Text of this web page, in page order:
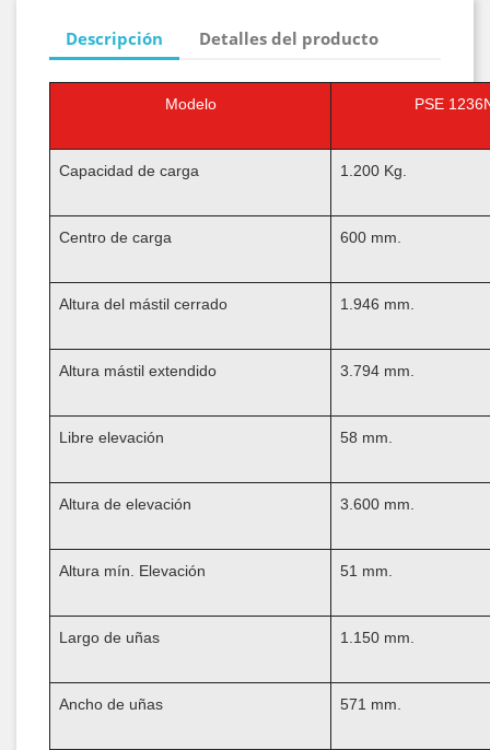
Descripción Detalles del producto
Modelo PSE
Capacidad de carga 1.200 Kg.
Centro de carga 600 mm.
Altura del mástil cerrado 1.946 mm.
Altura mástil extendido 3.794 mm.
Libre elevación 58 mm.
Altura de elevación 3.600 mm.
Altura mín. Elevación 51 mm.
Largo de uñas 1.150 mm.
Ancho de uñas 571 mm.